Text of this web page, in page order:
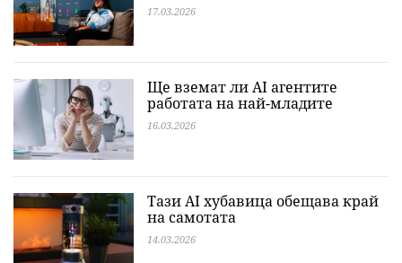
17.03.2026
Ще вземат ли AI агентите
работата на най-младите
16.03.2026
Тази AI хубавица обещава край
на самотата
14.03.2026